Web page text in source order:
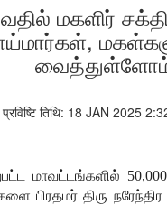
மகளிர்
प्रविष्टि तिथि: 18 JAN 2025
மாவட்டங்களில்
பிரதமர் திரு நரேந்திர